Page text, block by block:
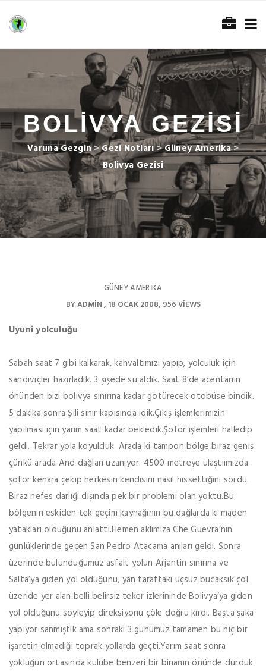
BOLIVYA GEZISI
Varuna Gezgin>Gezi Notları>Güney Amerika>
Bolivya Gezisi
GÜNEY AMERIKA
BYADMIN 18 OCAK 2008 956 VIEWS
Uyuni yolculuğu
Sabah saat 7 gibi kalkarak, kahvaltımızı yapıp, yolculuk için
sandiviçler hazırladık. 3 şişede su aldık. Saat 8’de acentanın
önünden bizi bolivya sınırına kadar götürecek otobüse bindik.
5 dakika sonra Şili sınır kapısında idik.Çıkış işlemlerimizin
yapılması için yarım saat kadar bekledik.Şöför işlemleri halledip
geldi. Tekrar yola koyulduk. Arada ki tampon bölge biraz geniş
çünkü arada And dağları uzanıyor. 4500 metreye ulaştıımızda
şöför kenara çekip herkesin kendisini nasıl hissettiğini sordu.
Biraz nefes darlığı dışında pek bir problemi olan yoktu.Bu
bölgenin eskiden tek geçim kaynağının bu dağlarda ki maden
yatakları olduğunu anlattı.Hemen aklımıza Che Guevra’nın
günlüklerinde geçen San Pedro Atacama anıları geldi. Sonra
üzerinde bulunduğumuz asfalt yolun Arjantin sınırına ve
Salta’ya giden yol olduğunu, yan taraftaki uçsuz bucaksık çöl
üzeride yer alan belli belirsiz teker izlerininde Bolivya’ya giden
yol olduğunu söyleyip direksiyonu çöle doğru kırdı. Başta şaka
yapıyor sanmıştık ama sonraki 3 günümüz tamamen bu hiç bir
işaretin olmadığı toprak yollarda geçti.Yarım saat sonra
yokluğun ortasında kulübe benzeri bir binanın önünde durduk.